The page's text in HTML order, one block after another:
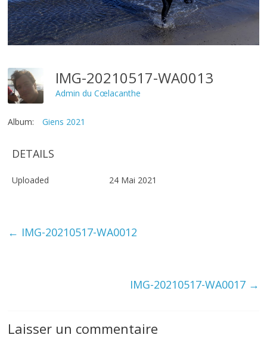
IMG-20210517-WA0013
Admin du Cœlacanthe
Album: Giens 2021
DETAILS
Uploaded 24 Mai 2021
← IMG-20210517-WA0012
IMG-20210517-WA0017 →
Laisser un commentaire